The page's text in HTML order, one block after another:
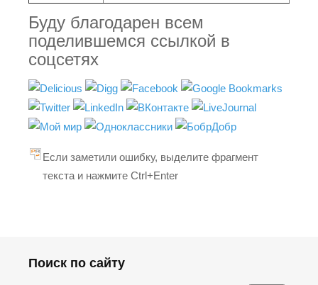
Буду благодарен всем
поделившемся ссылкой в
соцсетях
Если заметили ошибку, выделите фрагмент
текста и нажмите Ctrl+Enter
Поиск по сайту